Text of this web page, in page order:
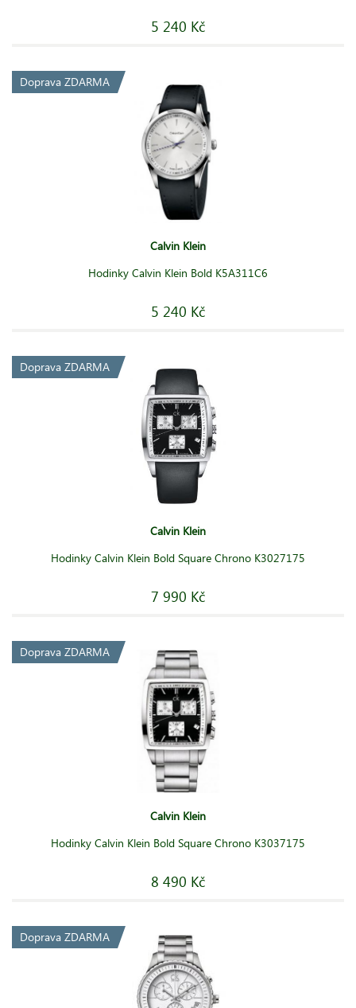
5 240 Kč
Doprava ZDARMA
Calvin Klein
Hodinky Calvin Klein Bold K5A311C6
5 240 Kč
Doprava ZDARMA
Calvin Klein
Hodinky Calvin Klein Bold Square Chrono K3027175
7 990 Kč
Doprava ZDARMA
Calvin Klein
Hodinky Calvin Klein Bold Square Chrono K3037175
8 490 Kč
Doprava ZDARMA